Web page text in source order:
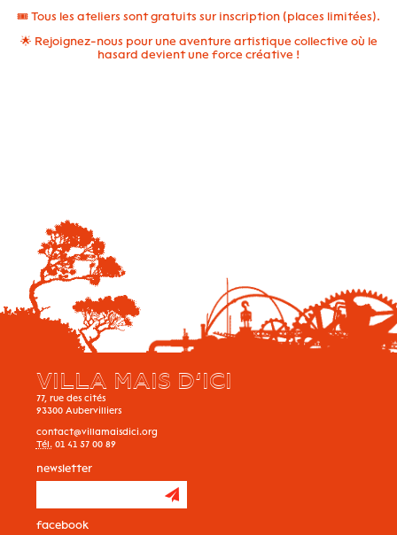
🎟️ Tous les ateliers sont gratuits sur inscription (places limitées).
🌟 Rejoignez-nous pour une aventure artistique collective où le
hasard devient une force créative !
newsletter
facebook
VILLA MAIS D’ICI
77, rue des cités
93300 Aubervilliers
contact@villamaisdici.org
Tél. 01 41 57 00 89